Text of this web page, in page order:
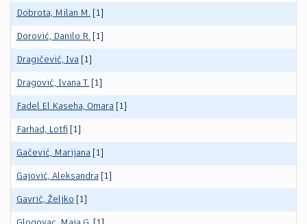
Dobrota, Milan M. [1]
Dorović, Danilo R. [1]
Dragičević, Iva [1]
Dragović, Ivana T. [1]
Fadel El Kaseha, Omara [1]
Farhad, Lotfi [1]
Gačević, Marijana [1]
Gajović, Aleksandra [1]
Gavrić, Željko [1]